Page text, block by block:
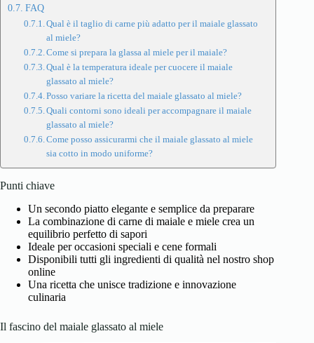
FAQ
Qual è il taglio di carne più adatto per il maiale glassato
al miele?
Come si prepara la glassa al miele per il maiale?
Qual è la temperatura ideale per cuocere il maiale
glassato al miele?
Posso variare la ricetta del maiale glassato al miele?
Quali contorni sono ideali per accompagnare il maiale
glassato al miele?
Come posso assicurarmi che il maiale glassato al miele
sia cotto in modo uniforme?
Punti chiave
Un secondo piatto elegante e semplice da preparare
La combinazione di carne di maiale e miele crea un
equilibrio perfetto di sapori
Ideale per occasioni speciali e cene formali
Disponibili tutti gli ingredienti di qualità nel nostro shop
online
Una ricetta che unisce tradizione e innovazione
culinaria
Il fascino del maiale glassato al miele